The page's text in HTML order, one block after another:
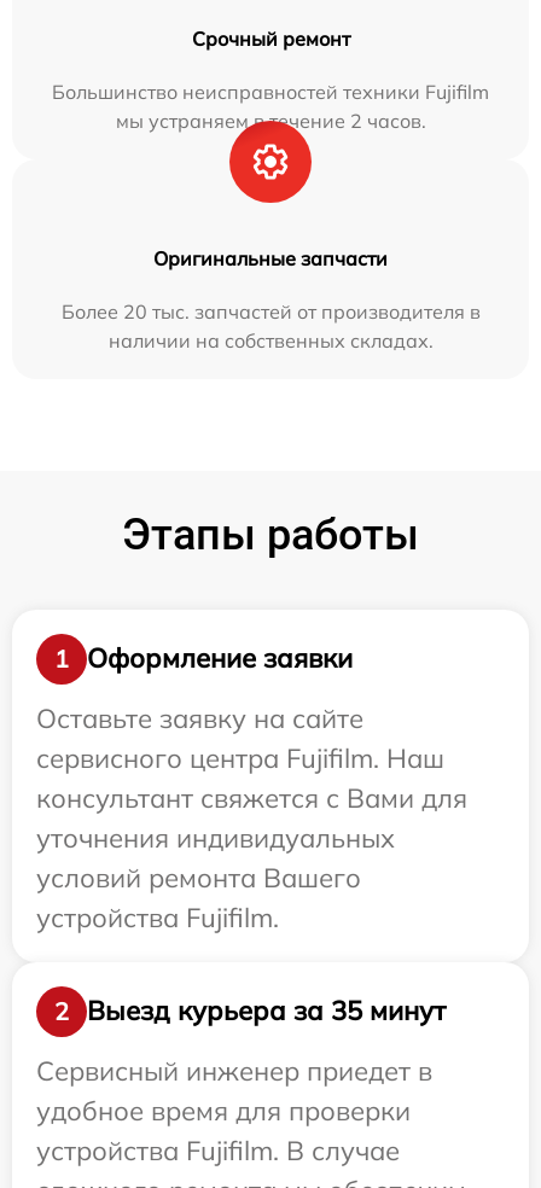
Срочный ремонт
Большинство неисправностей техники Fujifilm
мы устраняем в течение 2 часов.
Оригинальные запчасти
Более 20 тыс. запчастей от производителя в
наличии на собственных складах.
Этапы работы
1
Оформление заявки
Оставьте заявку на сайте
сервисного центра Fujifilm. Наш
консультант свяжется с Вами для
уточнения индивидуальных
условий ремонта Вашего
устройства Fujifilm.
2
Выезд курьера за 35 минут
Сервисный инженер приедет в
удобное время для проверки
устройства Fujifilm. В случае